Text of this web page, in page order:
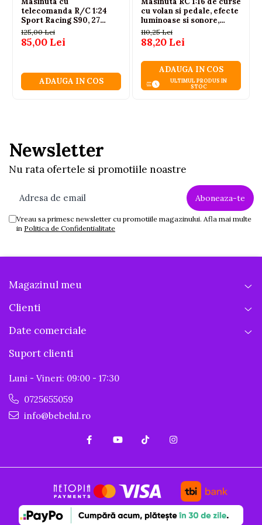
telecomanda R/C 1:24
Sport Racing S90, 27
MHz, Portocalie, 6+ ani
125,00 Lei
85,00 Lei
ADAUGA IN COS
cu volan si pedale, efecte
luminoase si sonore,
functie drift, 24 cm, 3 ani+
110,25 Lei
88,20 Lei
ADAUGA IN COS
ULTIMUL PRODUS IN
STOC
Newsletter
Nu rata ofertele si promotiile noastre
Vreau sa primesc newsletter cu promotiile magazinului. Afla mai multe
in Politica de Confidentialitate
Magazinul meu
Clienti
Date comerciale
Suport clienti
Luni - Vineri: 09:00 - 17:30
0725655059
info@bebelul.ro